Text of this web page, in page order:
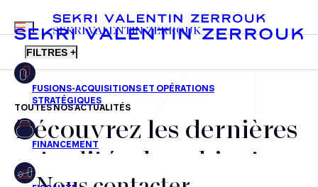
FR EN
MENU
SEKRI VALENTIN ZERROUK
FILTRES +
Fusions-acquisitions et opérations stratégiques
Financement
TOUTES NOS ACTUALITÉS
Découvrez les dernières
actualités du cabinet,